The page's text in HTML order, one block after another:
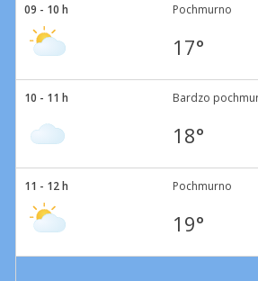
09 - 10 h Pochmurno
17°
10 - 11 h Bardzo
18°
11 - 12 h Pochmurno
19°